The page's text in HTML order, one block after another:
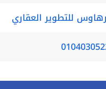
للتطوير العقاري